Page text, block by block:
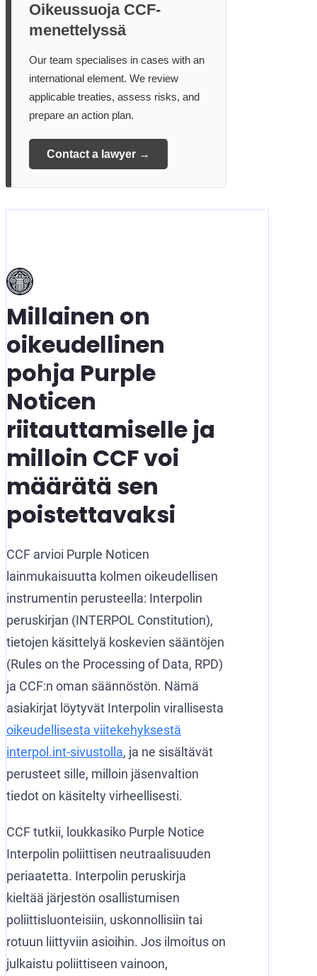
Oikeussuoja CCF-
menettelyssä
Our team specialises in cases with an
international element. We review
applicable treaties, assess risks, and
prepare an action plan.
Contact a lawyer →
Millainen on
oikeudellinen
pohja Purple
Noticen
riitauttamiselle ja
milloin CCF voi
määrätä sen
poistettavaksi
CCF arvioi Purple Noticen
lainmukaisuutta kolmen oikeudellisen
instrumentin perusteella: Interpolin
peruskirjan (INTERPOL Constitution),
tietojen käsittelyä koskevien sääntöjen
(Rules on the Processing of Data, RPD)
ja CCF:n oman säännöstön. Nämä
asiakirjat löytyvät Interpolin virallisesta
oikeudellisesta viitekehyksestä
interpol.int-sivustolla, ja ne sisältävät
perusteet sille, milloin jäsenvaltion
tiedot on käsitelty virheellisesti.
CCF tutkii, loukkasiko Purple Notice
Interpolin poliittisen neutraalisuuden
periaatetta. Interpolin peruskirja
kieltää järjestön osallistumisen
poliittisluonteisiin, uskonnollisiin tai
rotuun liittyviin asioihin. Jos ilmoitus on
julkaistu poliittiseen vainoon,